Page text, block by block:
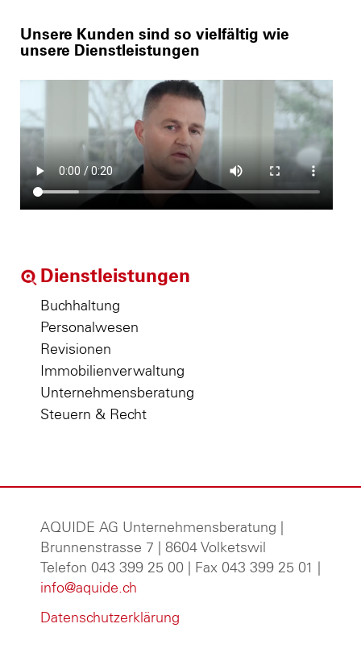
Unsere Kunden sind so vielfältig wie
unsere Dienstleistungen
Dienstleistungen
Buchhaltung
Personalwesen
Revisionen
Immobilienverwaltung
Unternehmensberatung
Steuern & Recht
AQUIDE AG Unternehmensberatung
Brunnenstrasse 7 | 8604 Volketswil
Telefon 043 399 25 00 | Fax 043 399 25 01 |
info@aquide.ch
Datenschutzerklärung